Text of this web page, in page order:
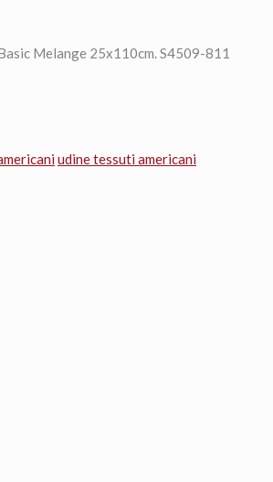
Melange 25x110cm. S4509-811
udine tessuti americani